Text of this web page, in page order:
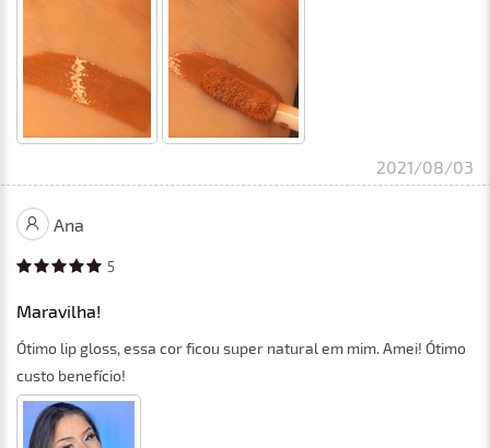
2021/08/03
Ana
5
Maravilha!
Ótimo lip gloss, essa cor ficou super natural em mim. Amei! Ótimo
custo benefício!